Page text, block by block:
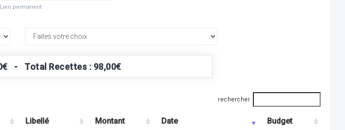
Lien permanent
- Total Recettes : 98,00€
rechercher
Libellé Montant Date Budget